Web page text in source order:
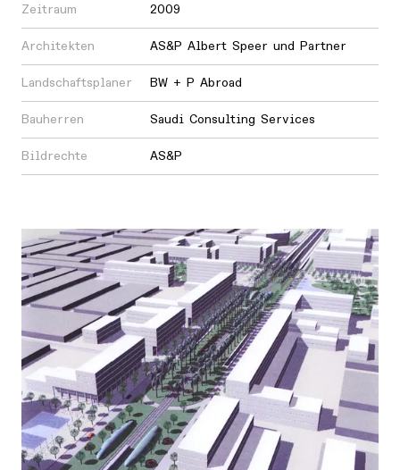
Zeitraum 2009
Architekten AS&P Albert Speer und Partner
Landschaftsplaner BW + P Abroad
Bauherren Saudi Consulting Services
Bildrechte AS&P